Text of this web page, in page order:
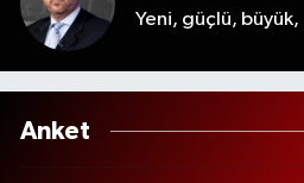
Yeni, güçlü, büyük,
Anket